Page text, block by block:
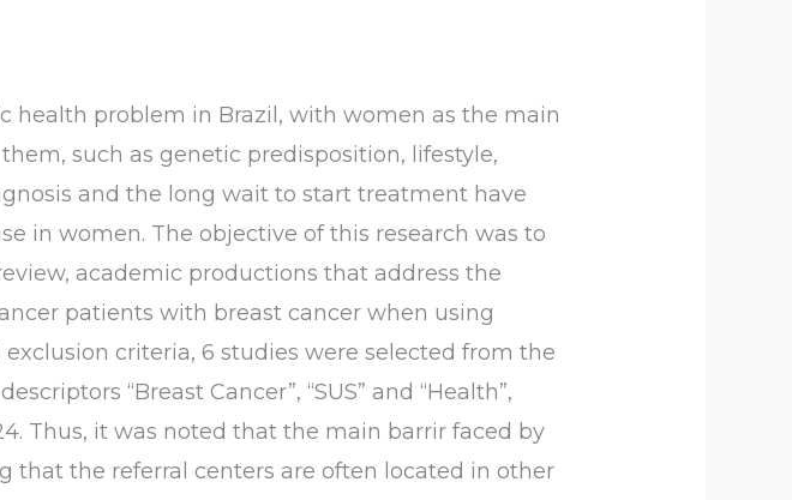
health problem in Brazil, with women as the main
such as genetic predisposition, lifestyle,
and the long wait to start treatment have
in women. The objective of this research was to
academic productions that address the
patients with breast cancer when using
criteria, 6 studies were selected from the
“Breast Cancer”, “SUS” and “Health”,
Thus, it was noted that the main barrir faced by
that the referral centers are often located in other